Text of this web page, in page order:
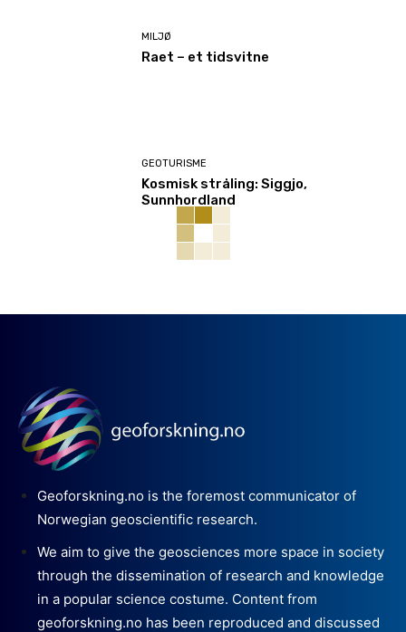
MILJØ
Raet – et tidsvitne
GEOTURISME
Kosmisk stråling: Siggjo,
Sunnhordland
Geoforskning.no is the foremost communicator of
Norwegian geoscientific research.
We aim to give the geosciences more space in society
through the dissemination of research and knowledge
in a popular science costume. Content from
geoforskning.no has been reproduced and discussed